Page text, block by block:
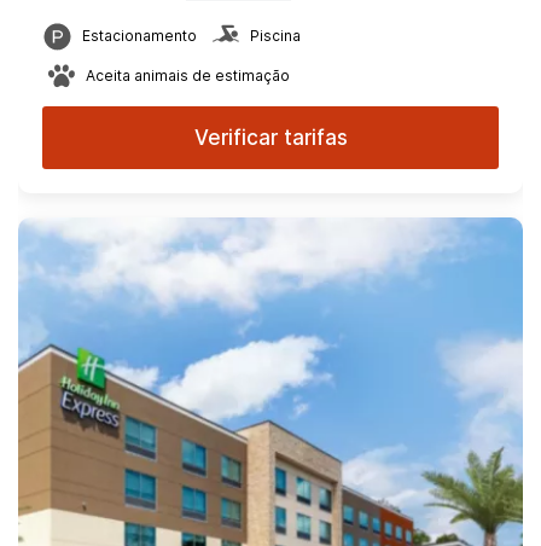
Estacionamento Piscina
Aceita animais de estimação
Verificar tarifas